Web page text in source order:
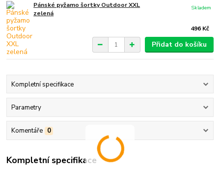
Pánské pyžamo šortky Outdoor XXL
zelená
496 Kč
Skladem
Přidat do košíku
Kompletní specifikace
Parametry
Komentáře 0
Kompletní specifikace